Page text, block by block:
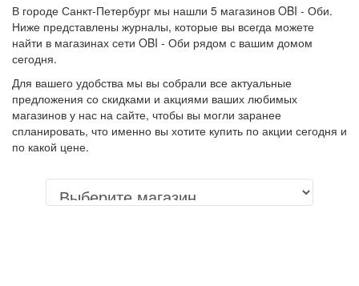
В городе Санкт-Петербург мы нашли 5 магазинов OBI - Оби.
Ниже представлены журналы, которые вы всегда можете
найти в магазинах сети OBI - Оби рядом с вашим домом
сегодня.
Для вашего удобства мы вы собрали все актуальные
предложения со скидками и акциями ваших любимых
магазинов у нас на сайте, чтобы вы могли заранее
спланировать, что именно вы хотите купить по акции сегодня и
по какой цене.